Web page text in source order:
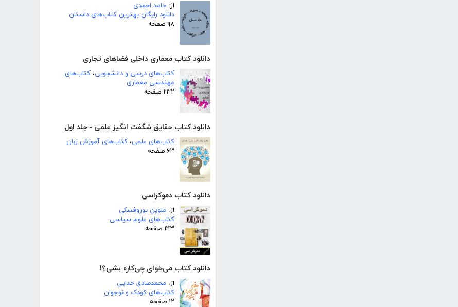
از: حامد احمدی
دانلود رایگان بهترین کتاب‌های داستان
۹۸ صفحه
دانلود کتاب معماری داخلی فضاهای تجاری
کتاب‌های درسی و دانشجویی، کتاب‌های
مهندسی معماری
۲۳۲ صفحه
دانلود کتاب حقایق شگفت انگیز علمی - جلد اول
کتاب‌های علمی، کتاب‌های آموزش زبان
۶۳ صفحه
دانلود کتاب دموکراسی
از: ملوین یوروفسکی
کتاب‌های علوم سیاسی
۱۴۳ صفحه
دانلود کتاب می‌خوای چی‌کاره بشی؟!
از: محمدصادق خدایی
کتاب‌های کودک و نوجوان
۱۲ صفحه